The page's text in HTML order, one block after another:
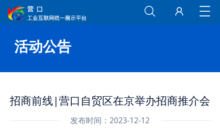
活动公告
招商前线|营口自贸区在京举办招商推介会
发布时间：2023-12-12